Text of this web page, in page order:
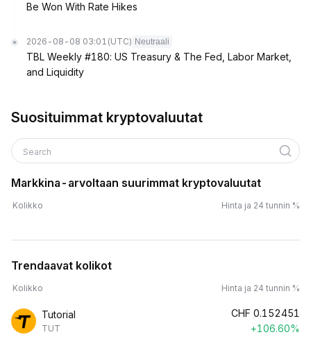
Be Won With Rate Hikes
2026-08-08 03:01 (UTC) Neutraali
TBL Weekly #180: US Treasury & The Fed, Labor Market,
and Liquidity
Suosituimmat kryptovaluutat
Search
Markkina-arvoltaan suurimmat kryptovaluutat
Kolikko Hinta ja 24 tunnin %
Trendaavat kolikot
Kolikko Hinta ja 24 tunnin %
Tutorial
TUT
CHF 0.152451
+106.60%